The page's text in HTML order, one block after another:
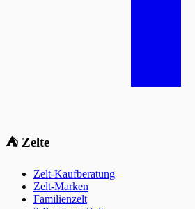
⛺ Zelte
Zelt-Kaufberatung
Zelt-Marken
Familienzelt